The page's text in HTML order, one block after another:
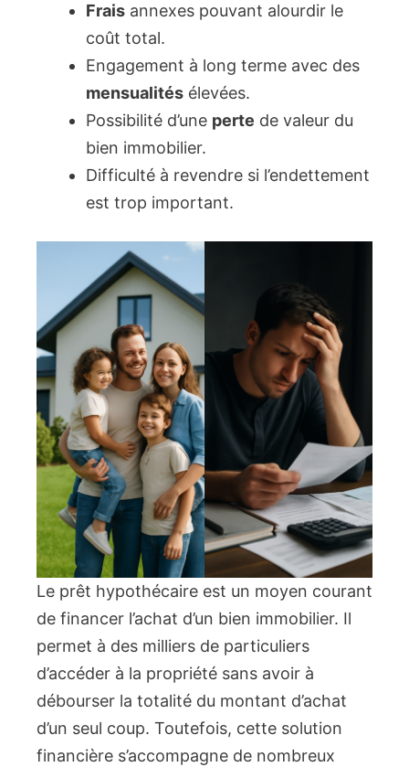
Frais annexes pouvant alourdir le
coût total.
Engagement à long terme avec des
mensualités élevées.
Possibilité d’une perte de valeur du
bien immobilier.
Difficulté à revendre si l’endettement
est trop important.
Le prêt hypothécaire est un moyen courant
de financer l’achat d’un bien immobilier. Il
permet à des milliers de particuliers
d’accéder à la propriété sans avoir à
débourser la totalité du montant d’achat
d’un seul coup. Toutefois, cette solution
financière s’accompagne de nombreux